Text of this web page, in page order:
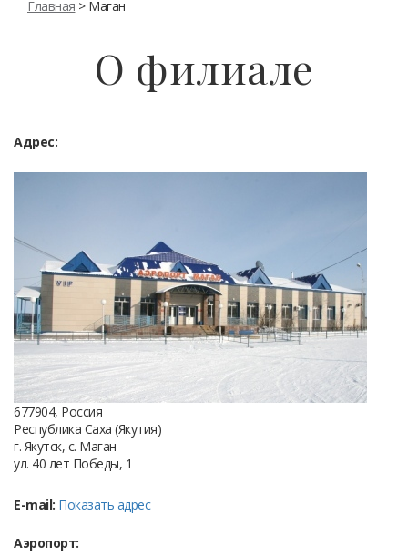
Главная > Маган
О филиале
Адрес:
677904, Россия
Республика Саха (Якутия)
г. Якутск, с. Маган
ул. 40 лет Победы, 1
E-mail: Показать адрес
Аэропорт: